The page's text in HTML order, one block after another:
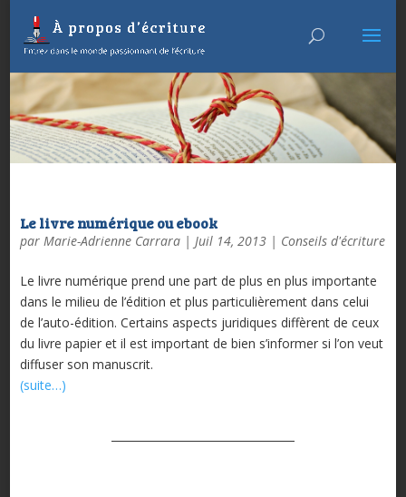
Le livre numérique ou ebook
par Marie-Adrienne Carrara| Juil 14, 2013| Conseils d'écriture
Le livre numérique prend une part de plus en plus importante
dans le milieu de l’édition et plus particulièrement dans celui
de l’auto-édition. Certains aspects juridiques diffèrent de ceux
du livre papier et il est important de bien s’informer si l’on veut
diffuser son manuscrit.
(suite…)